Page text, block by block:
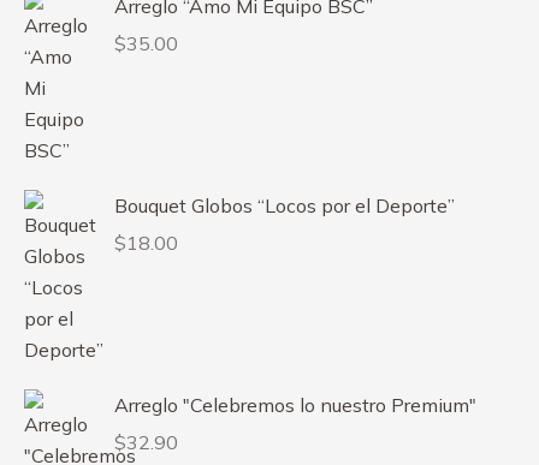
Arreglo “Amo Mi Equipo BSC”
$35.00
Bouquet Globos “Locos por el Deporte”
$18.00
Arreglo "Celebremos lo nuestro Premium"
$32.90